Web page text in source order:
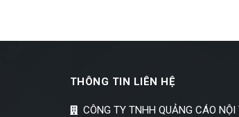
THÔNG TIN LIÊN HỆ
CÔNG TY TNHH QUẢNG CÁO